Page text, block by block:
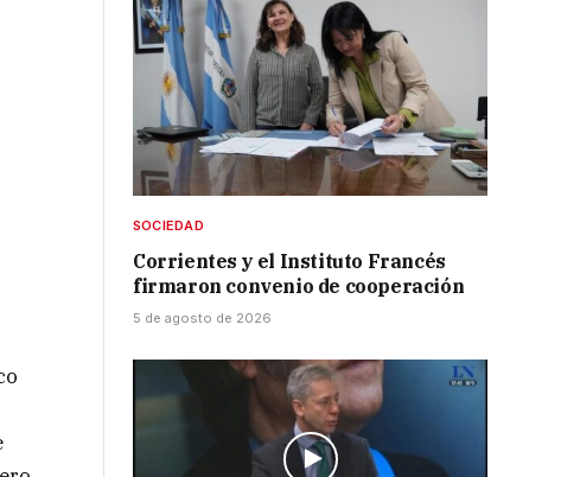
SOCIEDAD
Corrientes y el Instituto Francés
firmaron convenio de cooperación
5 de agosto de 2026